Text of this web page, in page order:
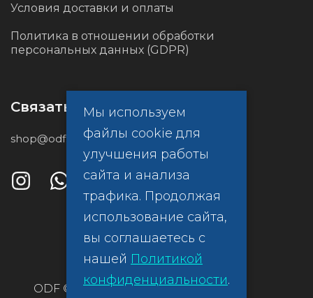
Условия доставки и оплаты
Политика в отношении обработки
персональных данных (GDPR)
Связаться с нами
shop@odf.global
ODF ©
Политика
Мы используем
файлы cookie для
улучшения работы
сайта и анализа
трафика. Продолжая
использование сайта,
вы соглашаетесь с
нашей Политикой
конфиденциальности.